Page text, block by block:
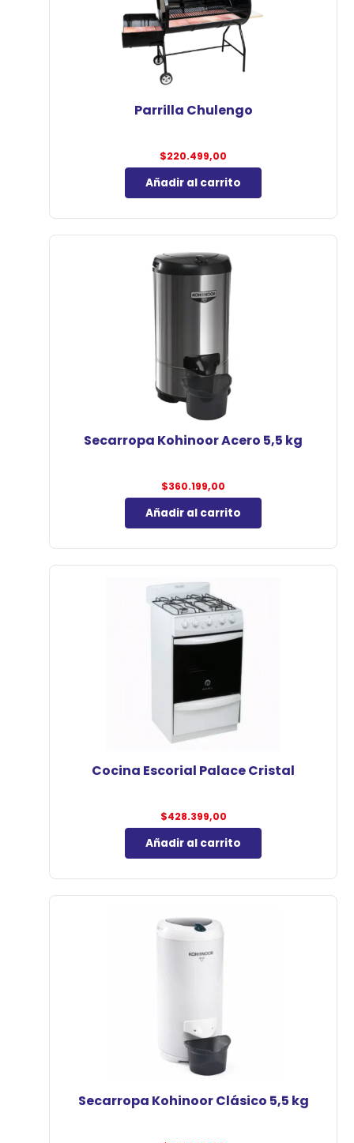
Parrilla Chulengo
$220.499,00
Añadir al carrito
Secarropa Kohinoor Acero 5,5 kg
$360.199,00
Añadir al carrito
Cocina Escorial Palace Cristal
$428.399,00
Añadir al carrito
Secarropa Kohinoor Clásico 5,5 kg